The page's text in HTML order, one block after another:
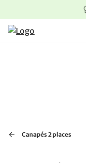
Aller au contenu principal
Aller à la navigation
Aller au pied de page
Canapés 2 places